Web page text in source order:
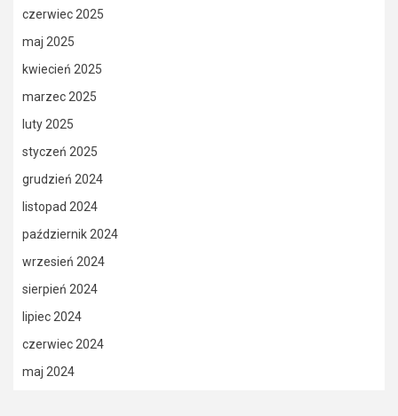
czerwiec 2025
maj 2025
kwiecień 2025
marzec 2025
luty 2025
styczeń 2025
grudzień 2024
listopad 2024
październik 2024
wrzesień 2024
sierpień 2024
lipiec 2024
czerwiec 2024
maj 2024